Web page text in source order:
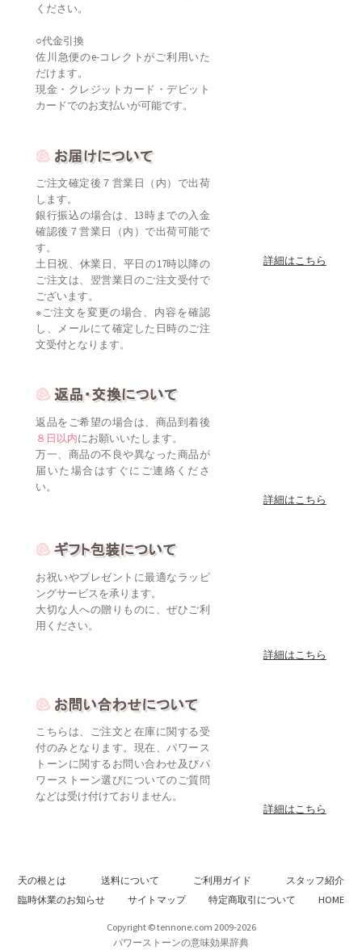
ください。
○代金引換
佐川急便のe-コレクトがご利用いた
だけます。
現金・クレジットカード・デビット
カードでのお支払いが可能です。
ご注文確定後７営業日（内）で出荷
します。
銀行振込の場合は、13時までの入金
確認後７営業日（内）で出荷可能で
す。
土日祝、休業日、平日の17時以降の
ご注文は、翌営業日のご注文受付で
ございます。
※ご注文を変更の場合、内容を確認
し、メールにて確定した日時のご注
文受付となります。
詳細はこちら
返品をご希望の場合は、商品到着後
８日以内にお願いいたします。
万一、商品の不良や異なった商品が
届いた場合はすぐにご連絡くださ
い。
詳細はこちら
お祝いやプレゼントに最適なラッピ
ングサービスを承ります。
大切な人への贈りものに、ぜひご利
用ください。
詳細はこちら
こちらは、ご注文と在庫に関する受
付のみとなります。現在、パワース
トーンに関するお問い合わせ及びパ
ワーストーン選びについてのご質問
などは受け付けておりません。
詳細はこちら
天の根とは 送料について ご利用ガイド
スタッフ紹介
臨時休業のお知らせ
サイトマップ 特定商取引について HOME
Copyright © tennone.com 2009-2026
パワーストーンの意味効果辞典